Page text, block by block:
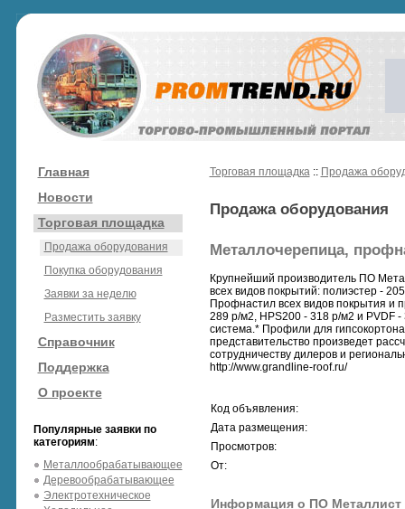
Главная
Новости
Торговая площадка
Продажа оборудования
Покупка оборудования
Заявки за неделю
Разместить заявку
Справочник
Поддержка
О проекте
Популярные заявки по
категориям:
Металлообрабатывающее
Деревообрабатывающее
Электротехническое
Торговая площадка:: Продажа
Продажа оборудования
Металлочерепица,
Крупнейший производитель ПО
всех видов покрытий: полиэстер -
Профнастил всех видов покрытия и
289 р/м2, HPS200 - 318 р/м2 и PVDF
система.* Профили для
представительство произведет
сотрудничеству дилеров и
http://www.grandline-roof.ru/
Код объявления:
Дата размещения:
Просмотров:
От:
Информация о ПО Металлист